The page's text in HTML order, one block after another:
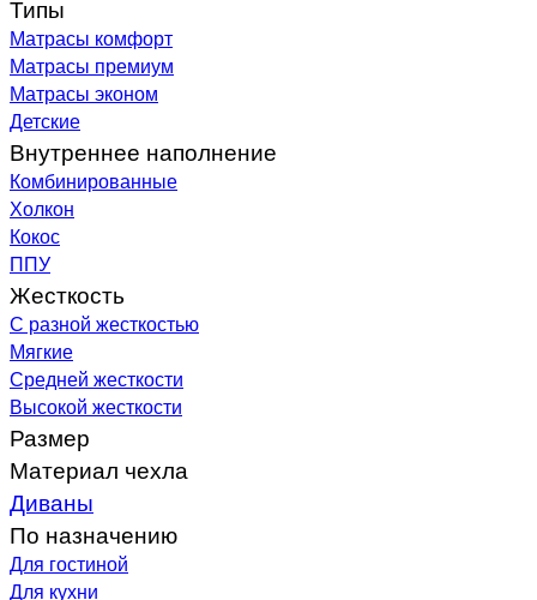
Типы
Матрасы комфорт
Матрасы премиум
Матрасы эконом
Детские
Внутреннее наполнение
Комбинированные
Холкон
Кокос
ППУ
Жесткость
С разной жесткостью
Мягкие
Средней жесткости
Высокой жесткости
Размер
Материал чехла
Диваны
По назначению
Для гостиной
Для кухни